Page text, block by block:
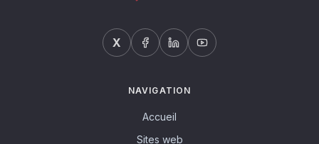
X
NAVIGATION
Accueil
Sites web